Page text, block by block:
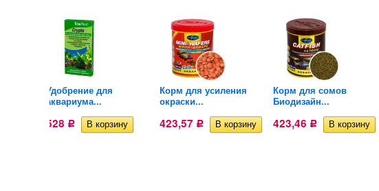
Удобрение для
аквариума...
528 Р
Корм для усиления
окраски...
423,57 Р
Корм для сомов
Биодизайн...
423,46 Р